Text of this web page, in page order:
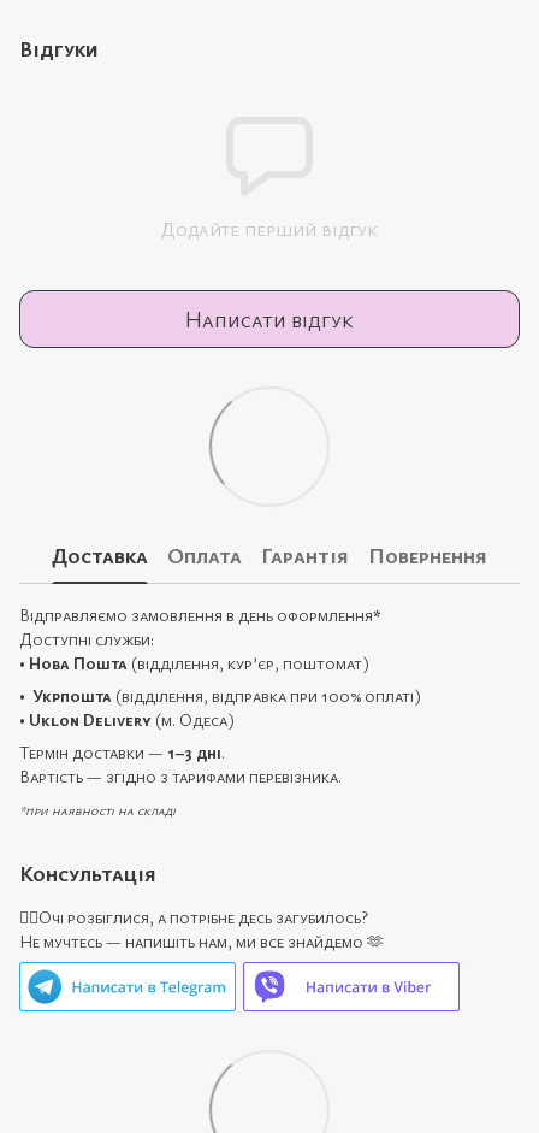
Відгуки
Додайте перший відгук
Написати відгук
Доставка Оплата Гарантія Повернення
Відправляємо замовлення в день оформлення*
Доступні служби:
• Нова Пошта (відділення, кур’єр, поштомат)
• Укрпошта (відділення, відправка при 100% оплаті)
• Uklon Delivery (м. Одеса)
Термін доставки — 1–3 дні.
Вартість — згідно з тарифами перевізника.
*при наявності на складі
Консультація
🙋‍♀️Очі розбіглися, а потрібне десь загубилось?
Не мучтесь — напишіть нам, ми все знайдемо 🫶